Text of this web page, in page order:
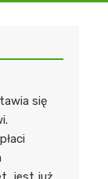
się